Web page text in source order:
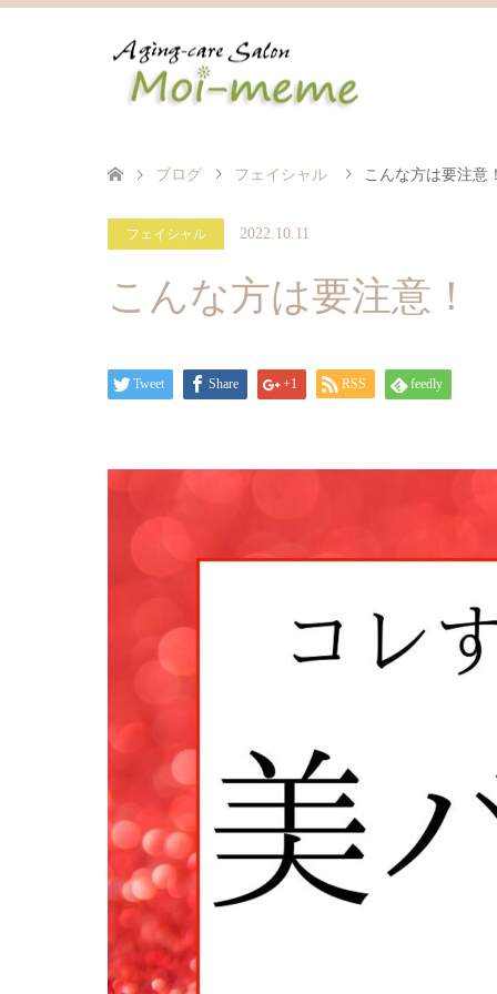
ブログ フェイシャル こんな方は要注意
フェイシャル 2022.10.11
こんな方は要注意！
Tweet Share +1 RSS feedly